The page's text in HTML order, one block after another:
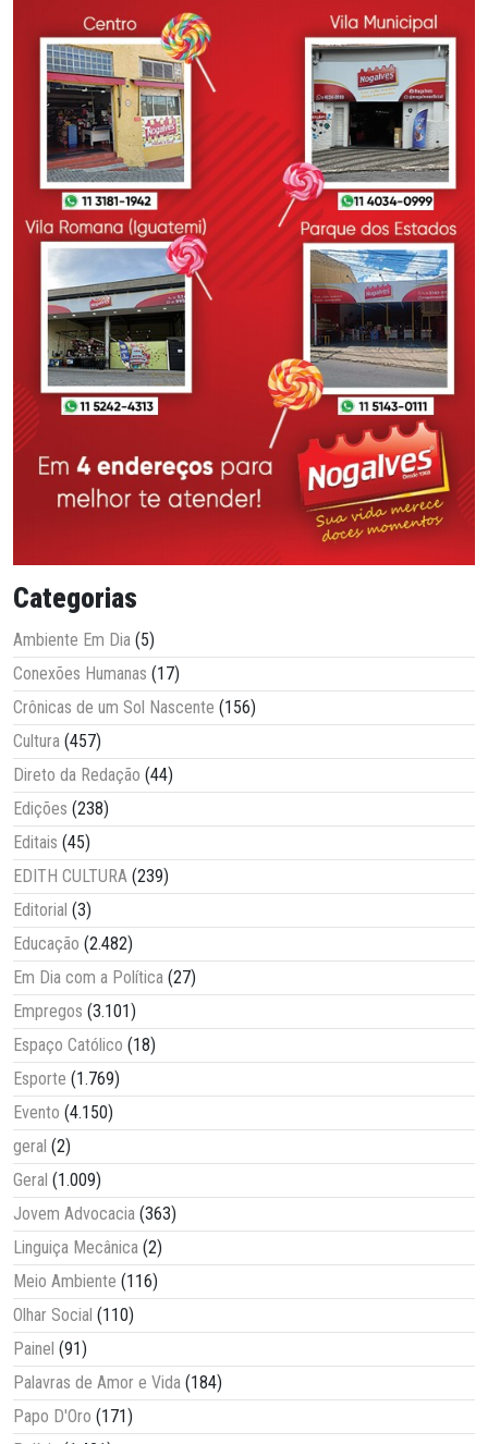
Categorias
Ambiente Em Dia (5)
Conexões Humanas (17)
Crônicas de um Sol Nascente (156)
Cultura (457)
Direto da Redação (44)
Edições (238)
Editais (45)
EDITH CULTURA (239)
Editorial (3)
Educação (2.482)
Em Dia com a Política (27)
Empregos (3.101)
Espaço Católico (18)
Esporte (1.769)
Evento (4.150)
geral (2)
Geral (1.009)
Jovem Advocacia (363)
Linguiça Mecânica (2)
Meio Ambiente (116)
Olhar Social (110)
Painel (91)
Palavras de Amor e Vida (184)
Papo D'Oro (171)